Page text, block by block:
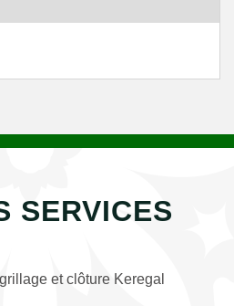
SERVICES
et clôture Keregal